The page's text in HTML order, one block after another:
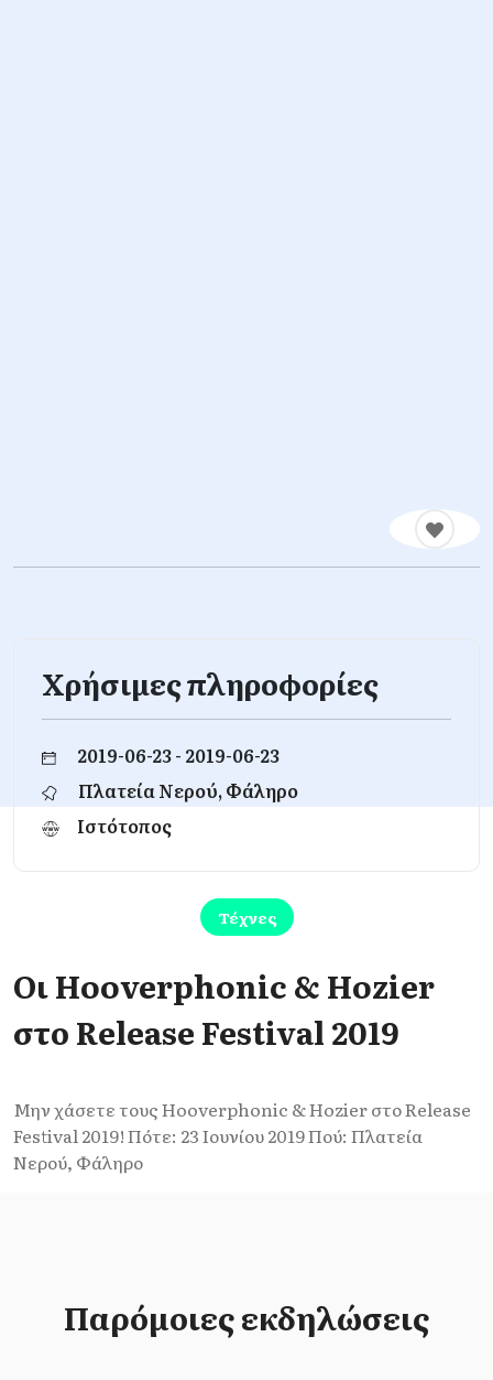
Χρήσιμες πληροφορίες
2019-06-23 - 2019-06-23
Πλατεία Νερού, Φάληρο
Ιστότοπος
Τέχνες
Οι Hooverphonic & Hozier
στο Release Festival 2019
Μην χάσετε τους Hooverphonic & Hozier στο Release
Festival 2019! Πότε: 23 Ιουνίου 2019 Πού: Πλατεία
Νερού, Φάληρο
Παρόμοιες εκδηλώσεις